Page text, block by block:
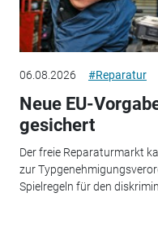
06.08.2026 #Reparatur
Neue EU-
gesichert
Der freie Reparaturmarkt
zur
Spielregeln für den